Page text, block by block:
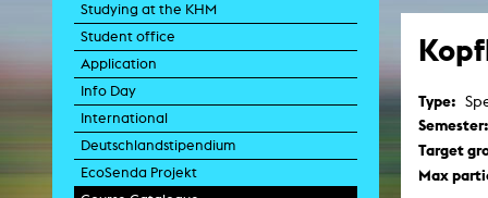
Type:
Semester:
Target
Max
Studying at the KHM
Student office
Application
Info Day
International
Deutschlandstipendium
EcoSenda Projekt
International
Course Catalogue
Creative
Film